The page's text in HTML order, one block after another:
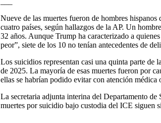
Nueve de las muertes fueron de hombres
cuatro países, según hallazgos de la AP. Un
32 años. Aunque Trump ha caracterizado a
peor”, siete de los 10 no tenían antecedentes de
Los suicidios representan casi una quinta parte de
de 2025. La mayoría de esas muertes fueron por
ellas se habrían podido evitar con atención médica
La secretaria adjunta interina del Departamento
muertes por suicidio bajo custodia del ICE siguen